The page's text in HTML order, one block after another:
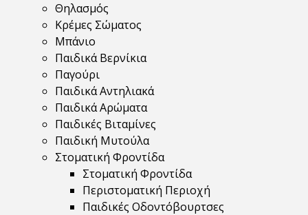
Θηλασμός
Κρέμες Σώματος
Μπάνιο
Παιδικά Βερνίκια
Παγούρι
Παιδικά Αντηλιακά
Παιδικά Αρώματα
Παιδικές Βιταμίνες
Παιδική Μυτούλα
Στοματική Φροντίδα
Στοματική Φροντίδα
Περιστοματική Περιοχή
Παιδικές Οδοντόβουρτσες